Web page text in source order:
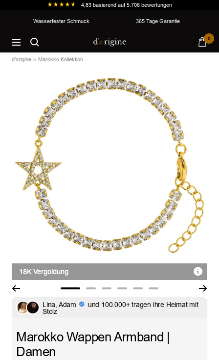
4,83 basierend auf5.706 bewertungen
Inhalt
Wasserfester Schmuck 365 Tage Garantie
Navigation
d'origine 0
d'origine Marokko Kollektion
18K Vergoldung
Slide
Slide SlideSlideSlideSlide
Lina, Adam
und 100.000+ tragen ihre Heimat mit
Stolz
Marokko Wappen Armband |
Damen